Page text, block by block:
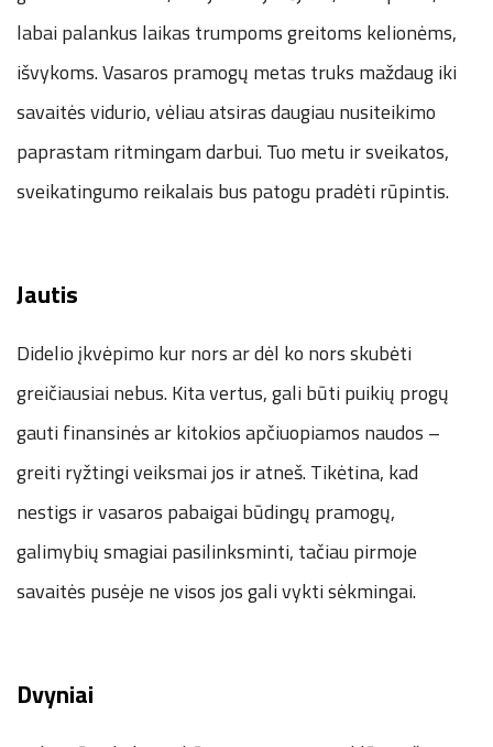
labai palankus laikas trumpoms greitoms kelionėms,
išvykoms. Vasaros pramogų metas truks maždaug iki
savaitės vidurio, vėliau atsiras daugiau nusiteikimo
paprastam ritmingam darbui. Tuo metu ir sveikatos,
sveikatingumo reikalais bus patogu pradėti rūpintis.
Jautis
Didelio įkvėpimo kur nors ar dėl ko nors skubėti
greičiausiai nebus. Kita vertus, gali būti puikių progų
gauti finansinės ar kitokios apčiuopiamos naudos –
greiti ryžtingi veiksmai jos ir atneš. Tikėtina, kad
nestigs ir vasaros pabaigai būdingų pramogų,
galimybių smagiai pasilinksminti, tačiau pirmoje
savaitės pusėje ne visos jos gali vykti sėkmingai.
Dvyniai